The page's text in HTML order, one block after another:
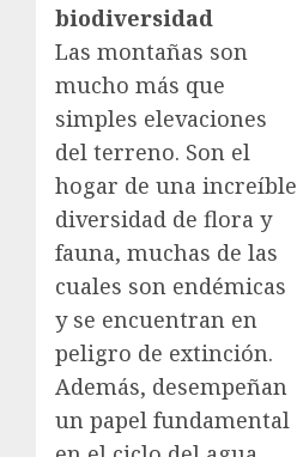
biodiversidad
Las montañas son
mucho más que
simples elevaciones
del terreno. Son el
hogar de una increíble
diversidad de flora y
fauna, muchas de las
cuales son endémicas
y se encuentran en
peligro de extinción.
Además, desempeñan
un papel fundamental